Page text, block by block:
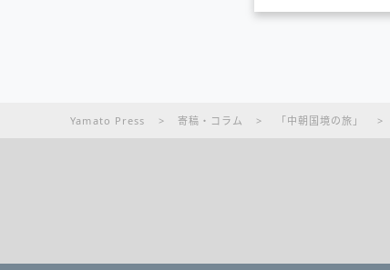
Yamato Press > 寄稿・コラム > 「中朝国境の旅」 >